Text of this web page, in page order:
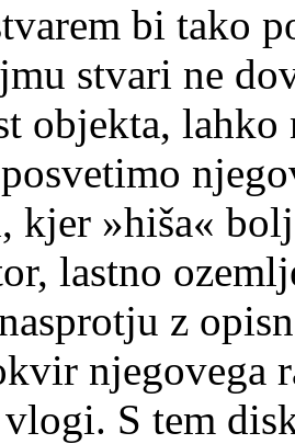
bi tako
stvari ne
objekta,
kjer »hiša«
lastno
z
njegovega
S tem